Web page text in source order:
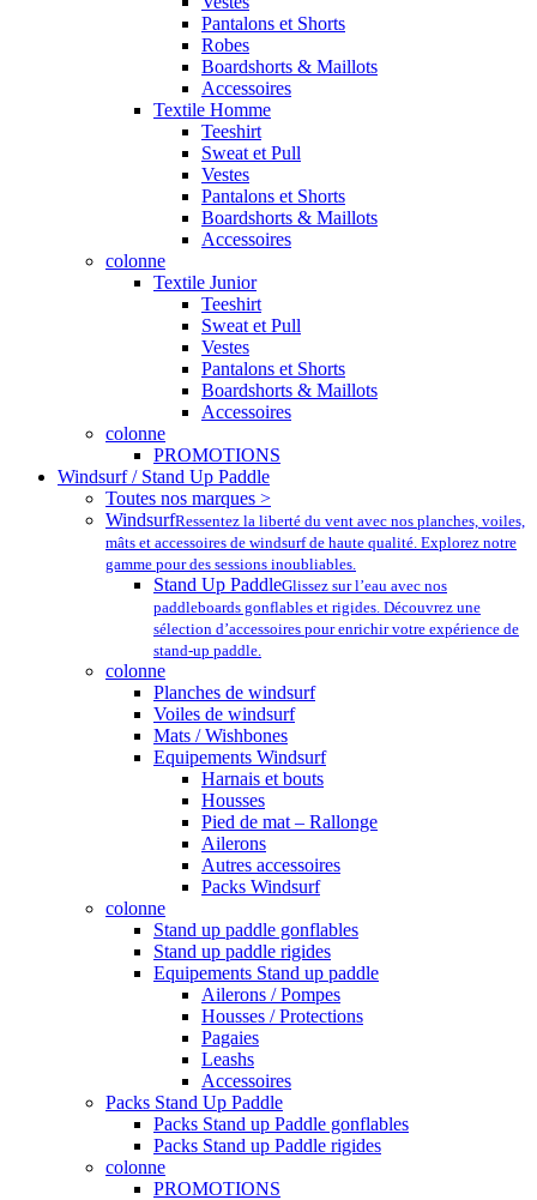
Pantalons et Shorts
Robes
Boardshorts & Maillots
Accessoires
Textile Homme
Teeshirt
Sweat et Pull
Vestes
Pantalons et Shorts
Boardshorts & Maillots
Accessoires
colonne
Textile Junior
Teeshirt
Sweat et Pull
Vestes
Pantalons et Shorts
Boardshorts & Maillots
Accessoires
colonne
PROMOTIONS
Windsurf / Stand Up Paddle
Toutes nos marques >
WindsurfRessentez la liberté du vent avec nos planches, voiles,
mâts et accessoires de windsurf de haute qualité. Explorez notre
gamme pour des sessions inoubliables.
Stand Up PaddleGlissez sur l’eau avec nos
paddleboards gonflables et rigides. Découvrez une
sélection d’accessoires pour enrichir votre expérience de
stand-up paddle.
colonne
Planches de windsurf
Voiles de windsurf
Mats / Wishbones
Equipements Windsurf
Harnais et bouts
Housses
Pied de mat – Rallonge
Ailerons
Autres accessoires
Packs Windsurf
colonne
Stand up paddle gonflables
Stand up paddle rigides
Equipements Stand up paddle
Ailerons / Pompes
Housses / Protections
Pagaies
Leashs
Accessoires
Packs Stand Up Paddle
Packs Stand up Paddle gonflables
Packs Stand up Paddle rigides
colonne
PROMOTIONS